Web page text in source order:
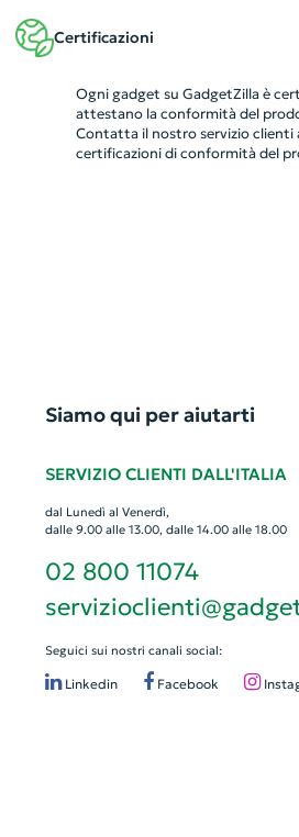
Certificazioni
Ogni gadget su GadgetZilla è
attestano la conformità del
Contatta il nostro servizio clienti
certificazioni di conformità del
Siamo qui per aiutarti
SERVIZIO CLIENTI DALL'ITALIA
dal Lunedì al Venerdì,
dalle 9.00 alle 13.00, dalle 14.00 alle 18.00
02 800 11074
Seguici sui nostri canali social:
Linkedin Facebook